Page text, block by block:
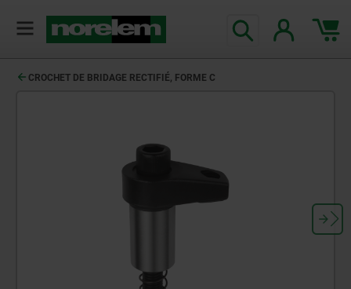
CROCHET DE BRIDAGE RECTIFIÉ, FORME C